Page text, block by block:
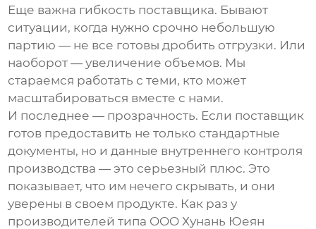
Еще важна гибкость поставщика. Бывают
ситуации, когда нужно срочно небольшую
партию — не все готовы дробить отгрузки. Или
наоборот — увеличение объемов. Мы
стараемся работать с теми, кто может
масштабироваться вместе с нами.
И последнее — прозрачность. Если поставщик
готов предоставить не только стандартные
документы, но и данные внутреннего контроля
производства — это серьезный плюс. Это
показывает, что им нечего скрывать, и они
уверены в своем продукте. Как раз у
производителей типа OOO Хунань Юеян